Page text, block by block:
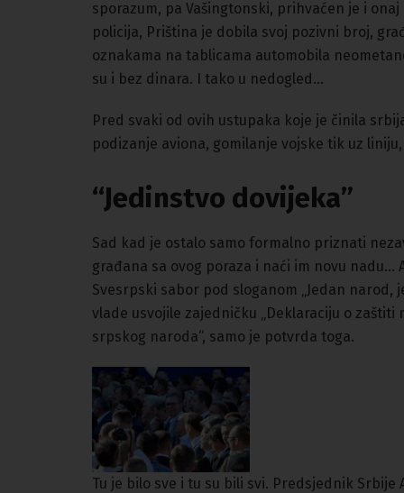
sporazum, pa Vašingtonski, prihvaćen je i
policija, Priština je dobila svoj pozivni broj,
oznakama na tablicama automobila
su i bez dinara. I tako u nedogled…
Pred svaki od ovih ustupaka koje je činila
podizanje aviona, gomilanje vojske tik uz
“Jedinstvo dovijeka”
Sad kad je ostalo samo formalno priznati
građana sa ovog poraza i naći im novu
Svesrpski sabor pod sloganom „Jedan narod,
vlade usvojile zajedničku „Deklaraciju o
srpskog naroda“, samo je potvrda toga.
Tu je bilo sve i tu su bili svi. Predsjednik